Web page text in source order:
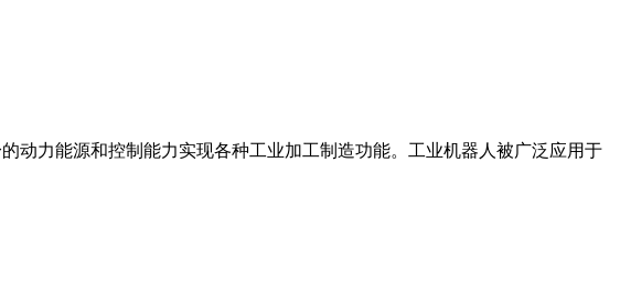
动力能源和控制能力实现各种工业加工制造功能。工业机器人被广泛应用于